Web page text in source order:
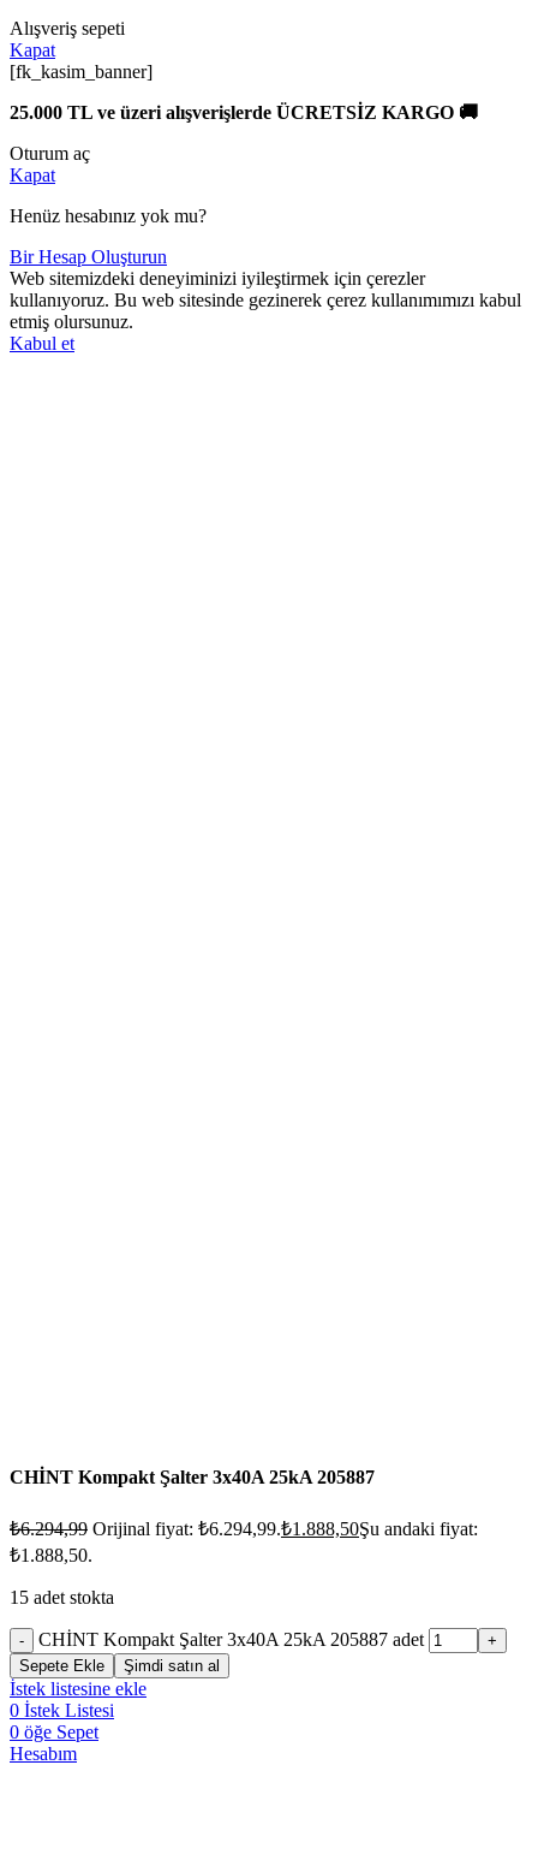
Alışveriş sepeti
Kapat
[fk_kasim_banner]
25.000 TL ve üzeri alışverişlerde ÜCRETSİZ KARGO 🚚
Oturum aç
Kapat
Henüz hesabınız yok mu?
Bir Hesap Oluşturun
Web sitemizdeki deneyiminizi iyileştirmek için çerezler
kullanıyoruz. Bu web sitesinde gezinerek çerez kullanımımızı kabul
etmiş olursunuz.
Kabul et
CHİNT Kompakt Şalter 3x40A 25kA 205887
₺6.294,99 Orijinal fiyat: ₺6.294,99.₺1.888,50Şu andaki fiyat:
₺1.888,50.
15 adet stokta
CHİNT Kompakt Şalter 3x40A 25kA 205887 adet
Sepete Ekle Şimdi satın al
İstek listesine ekle
0 İstek Listesi
0 öğe Sepet
Hesabım